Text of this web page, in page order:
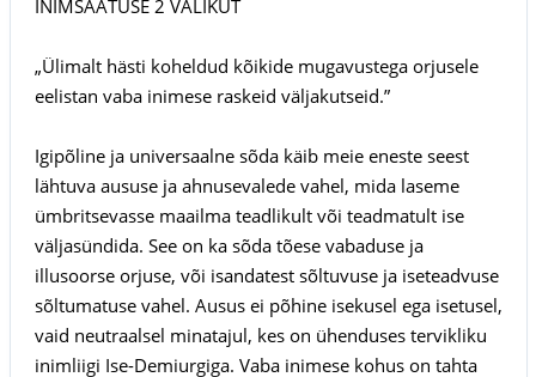
INIMSAATUSE 2 VALIKUT
„Ülimalt hästi koheldud kõikide mugavustega orjusele
eelistan vaba inimese raskeid väljakutseid.”
Igipõline ja universaalne sõda käib meie eneste seest
lähtuva aususe ja ahnusevalede vahel, mida laseme
ümbritsevasse maailma teadlikult või teadmatult ise
väljasündida. See on ka sõda tõese vabaduse ja
illusoorse orjuse, või isandatest sõltuvuse ja iseteadvuse
sõltumatuse vahel. Ausus ei põhine isekusel ega isetusel,
vaid neutraalsel minatajul, kes on ühenduses tervikliku
inimliigi Ise-Demiurgiga. Vaba inimese kohus on tahta